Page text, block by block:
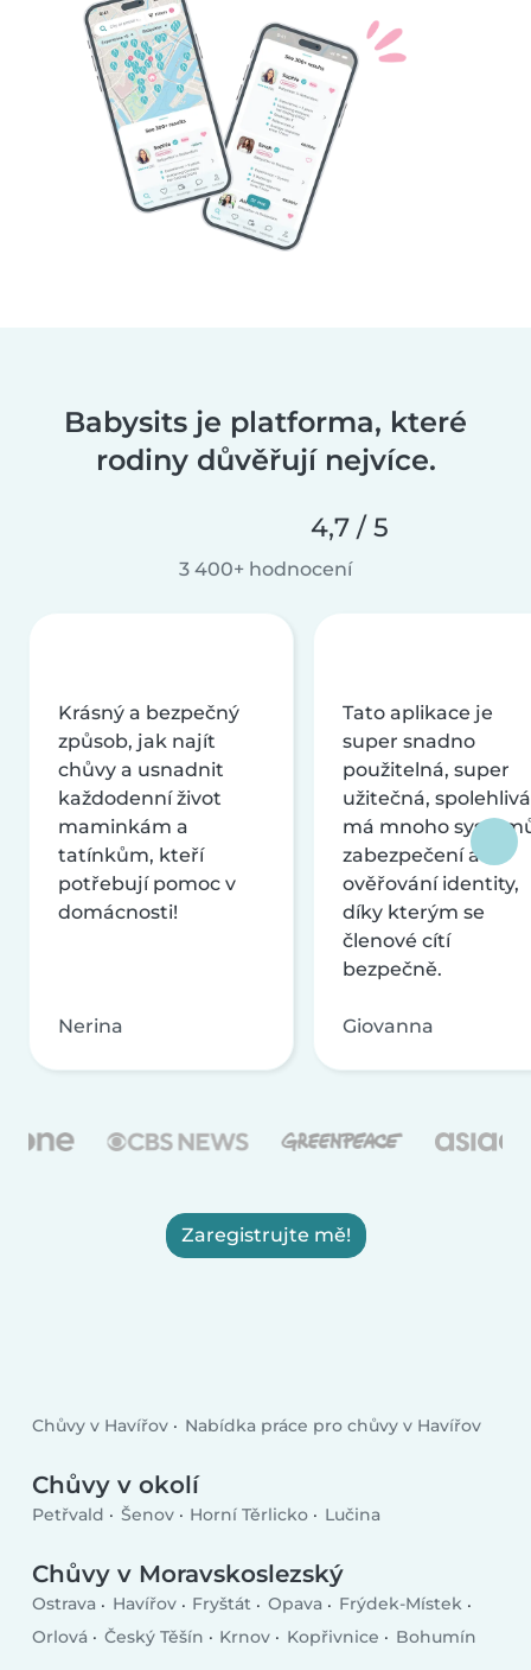
Babysits je platforma, které
rodiny důvěřují nejvíce.
4,7 / 5
3 400+ hodnocení
Krásný a bezpečný
způsob, jak najít
chůvy a usnadnit
každodenní život
maminkám a
tatínkům, kteří
potřebují pomoc v
domácnosti!
Nerina
Tato aplikace je
super snadno
použitelná, super
užitečná,
má mnoho
zabezpečení a
ověřování identity,
díky kterým se
členové cítí
bezpečně.
Giovanna
Zaregistrujte mě!
Chůvy v Havířov Nabídka práce pro chůvy v Havířov
Chůvy v okolí
Petřvald Šenov Horní Těrlicko Lučina
Chůvy v Moravskoslezský
Ostrava Havířov Fryštát Opava
Frýdek-Místek
Orlová
Český Těšín Krnov Kopřivnice Bohumín